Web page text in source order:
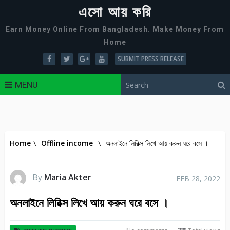
এসো আয় করি
Earn Money Online From Bangladesh. Make Money From
Home
SUBMIT PRESS RELEASE
MENU
Home \ Offline income \ অনলাইনে লিরিক্স লিখে আয় করুন ঘরে বসে ।
By Maria Akter FEB 28, 2022
অনলাইনে লিরিক্স লিখে আয় করুন ঘরে বসে ।